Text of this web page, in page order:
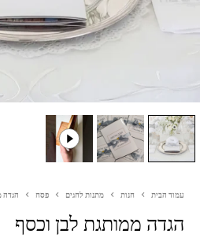
עמוד הבית חנות מתנות לחגים פסח הגדה
הגדה ממותגת לבן וכסף